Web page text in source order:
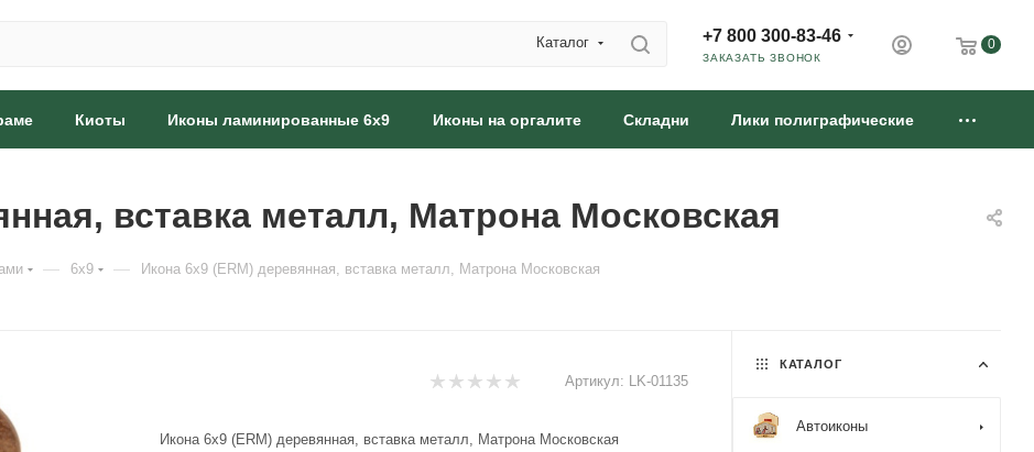
Каталог +7 800 300-83-46
ЗАКАЗАТЬ ЗВОНОК
0
Киоты Иконы ламинированные 6x9 Иконы на оргалите Складни Лики полиграфические
вставка металл, Матрона Московская
— 6x9 — Икона 6x9 (ERM) деревянная, вставка металл, Матрона Московская
Артикул: LK-01135
Икона 6x9 (ERM) деревянная, вставка металл, Матрона Московская
КАТАЛОГ
Автоиконы